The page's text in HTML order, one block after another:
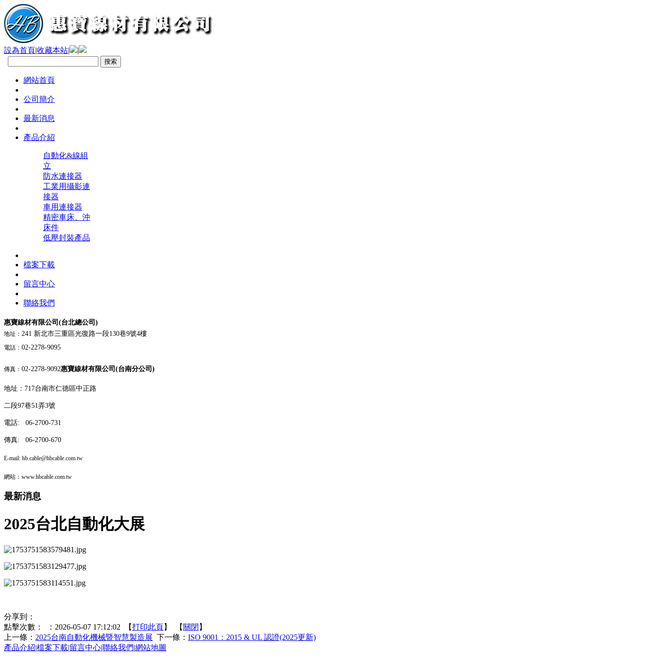
設為首頁|收藏本站| |
網站首頁
公司簡介
最新消息
產品介紹
自動化&線組
立
防水連接器
工業用攝影連
接器
車用連接器
精密車床、沖
床件
低壓封裝產品
檔案下載
留言中心
聯絡我們
惠寶線材有限公司(台北總公司)
地址： 241 新北市三重區光復路一段130巷9號4樓
電話： 02-2278-9095
傳真： 02-2278-9092惠寶線材有限公司(台南分公司)
地址：717台南市仁德區中正路
二段97巷51弄3號
電話: 06-2700-731
傳真: 06-2700-670
E-mail: hb.cable@hbcable.com.tw
網站：www.hbcable.com.tw
最新消息
2025台北自動化大展
分享到：
點擊次數：
：2026-05-07 17:12:02 【打印此頁】 【 關閉 】
上一條： 2025台南自動化機械暨智慧製造展 下一條： ISO 9001：2015 & UL 認證(2025更新)
產品介紹|檔案下載|留言中心|聯絡我們|網站地圖